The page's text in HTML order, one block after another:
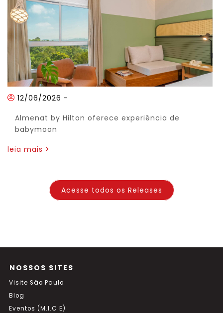
12/06/2026 -
Almenat by Hilton oferece experiência de
babymoon
leia mais >
Acesse todos os Releases
NOSSOS SITES
Visite São Paulo
Blog
Eventos (M.I.C.E)